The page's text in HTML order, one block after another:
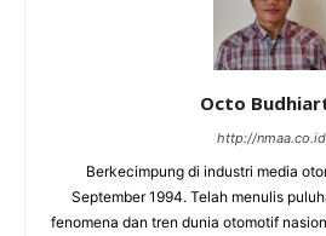
Octo
http://nmaa.co.id
Berkecimpung di industri media
September 1994. Telah menulis
fenomena dan tren dunia otomotif